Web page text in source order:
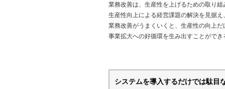
業務改善は、生産性を上げるための取り組
生産性向上による経営課題の解決を見据
業務改善がうまくいくと、生産性の向上
事業拡大への好循環を生み出すことができ
システムを導入するだけでは駄目